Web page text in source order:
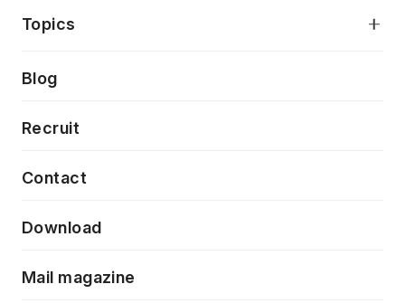
モダナイゼーション
特徴量エンジニアリングと生成AI
デザインシステム構築支援
フロントエンド開発
当社が目指しているもの
Topics
Press release
News
Event/Seminer
Blog
Recruit
Contact
Download
Mail magazine